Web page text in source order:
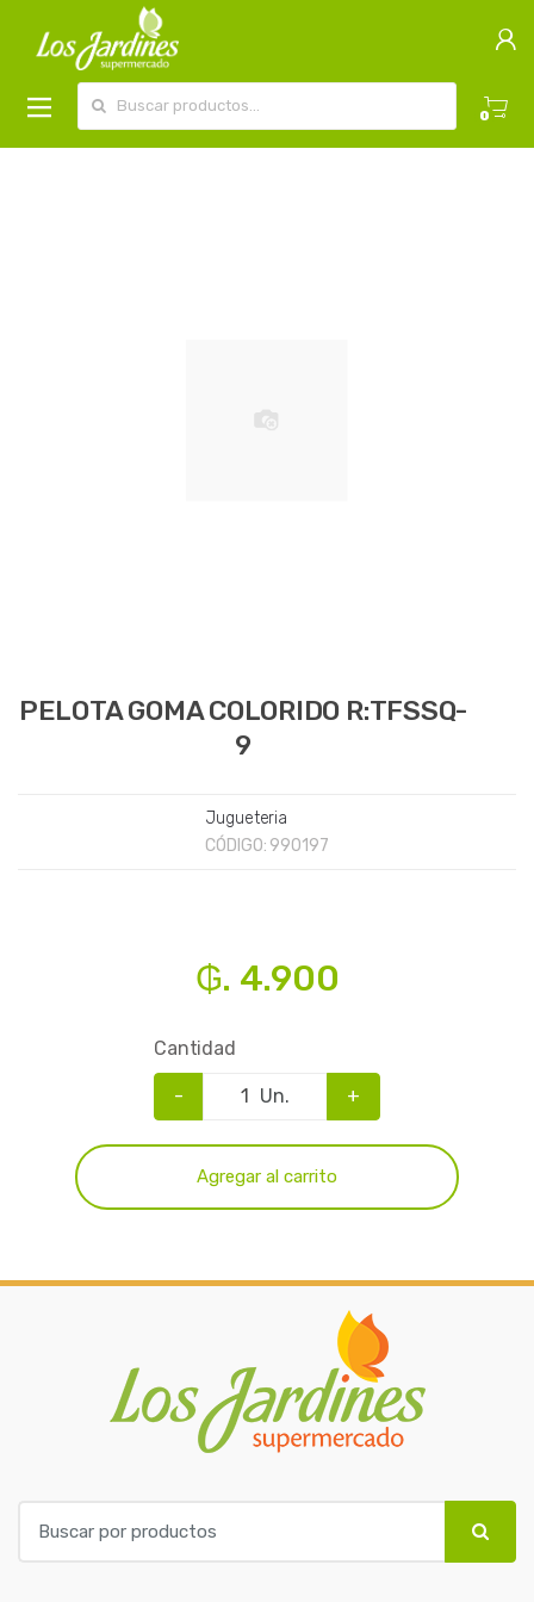
0
PELOTA GOMA COLORIDO R:TFSSQ-
9
Jugueteria
CÓDIGO: 990197
₲. 4.900
Cantidad
- Un. +
Agregar al carrito